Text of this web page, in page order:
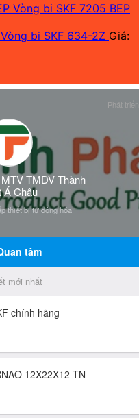
Vòng bi SKF 7205 BEP
Vòng bi SKF 634-2Z Giá: